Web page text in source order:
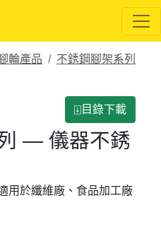
輪產品
不銹鋼腳架系列
⍗目錄下載
— 儀器不銹
用於纖維廠、食品加工廠